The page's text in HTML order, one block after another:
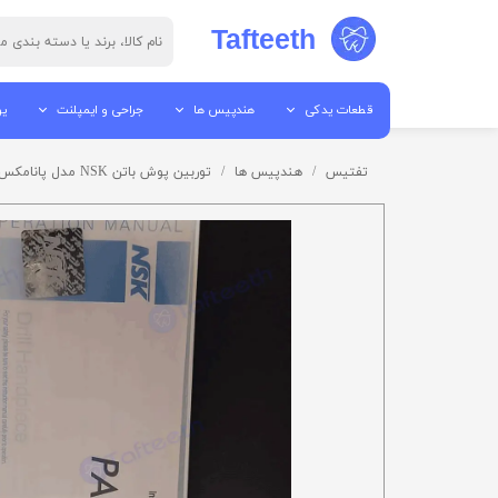
Tafteeth
قطعات یدکی
قطعات هندپیس
ابزار تعمیرات
هندپیس ها
جرم گیر
پوآر
توربین
میکروموتور ها
هندپیس مستقیم
جراحی و ایمپلنت
پیزو سرجری
الکترو سرجری
میکروموتور ها
موتور ایمپلنت / موتور جراحی
تفتیس هندپیس ها توربین پوش باتن NSK مدل پانامکس NSK Pana Max Push Button Turbine